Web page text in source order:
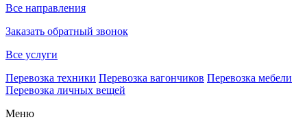
Все направления
Заказать обратный звонок
Все услуги
Перевозка техники Перевозка вагончиков Перевозка мебели
Перевозка личных вещей
Меню